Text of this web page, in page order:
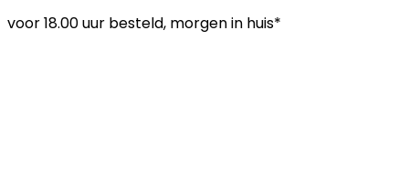
voor18.00 uur besteld, morgen in huis*